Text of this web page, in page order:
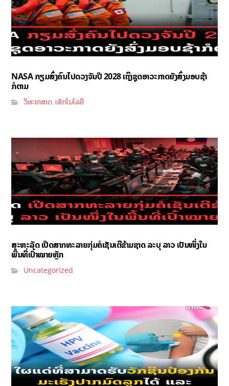
NASA ກຽມສົ່ງຄົນໄປດວງຈັນປີ 2028 ເຖິງຊຸດອາວະກາດຍັງສົ່ງມອບຊ້າ
ກໍຕາມ
ວິທະຍາສາດ,ເທັກໂນໂລຢີ
ສະຫະລັດ ເປີດສາກທະລາຍກຸ່ມຄໍເຊັນເຕີຂ້າມຊາດ ລະບຸ ລາວ ເປັນໜຶ່ງໃນ
ພື້ນທີ່ເປົ້າໝາຍຫຼັກ
Uncategorized